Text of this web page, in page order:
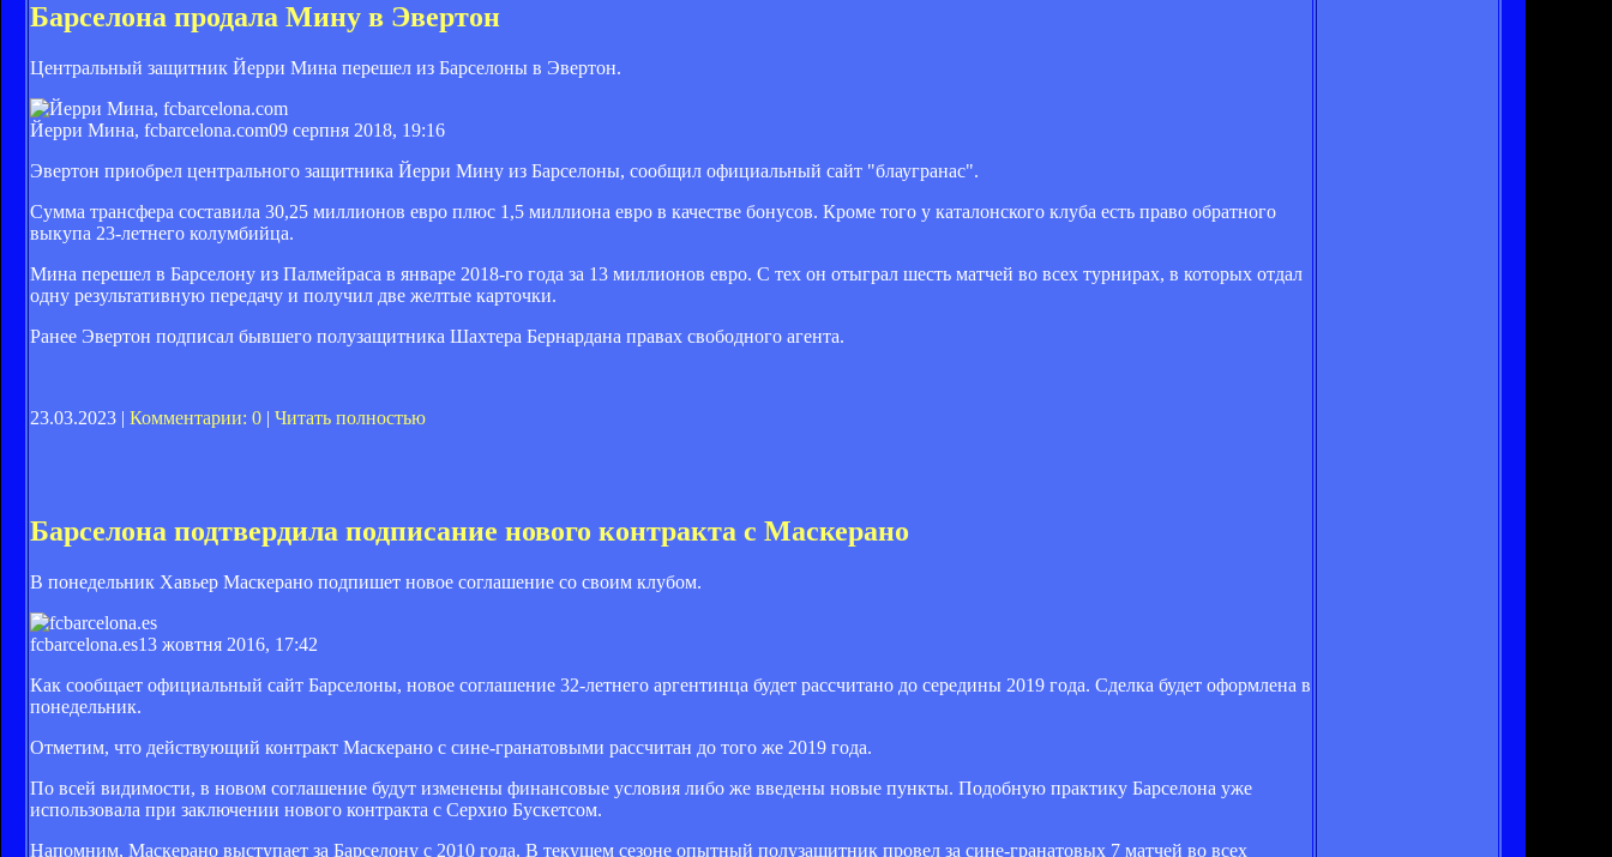
Барселона продала Мину в Эвертон
Центральный защитник Йерри Мина перешел из Барселоны в Эвертон.
Йерри Мина, fcbarcelona.com09 серпня 2018, 19:16
Эвертон приобрел центрального защитника Йерри Мину из Барселоны, сообщил официальный сайт "блаугранас".
Сумма трансфера составила 30,25 миллионов евро плюс 1,5 миллиона евро в качестве бонусов. Кроме того у каталонского клуба есть право обратного
выкупа 23-летнего колумбийца.
Мина перешел в Барселону из Палмейраса в январе 2018-го года за 13 миллионов евро. С тех он отыграл шесть матчей во всех турнирах, в которых отдал
одну результативную передачу и получил две желтые карточки.
Ранее Эвертон подписал бывшего полузащитника Шахтера Бернардана правах свободного агента.
23.03.2023 | Комментарии: 0 | Читать полностью
Барселона подтвердила подписание нового контракта с Маскерано
В понедельник Хавьер Маскерано подпишет новое соглашение со своим клубом.
fcbarcelona.es13 жовтня 2016, 17:42
Как сообщает официальный сайт Барселоны, новое соглашение 32-летнего аргентинца будет рассчитано до середины 2019 года. Сделка будет оформлена в
понедельник.
Отметим, что действующий контракт Маскерано с сине-гранатовыми рассчитан до того же 2019 года.
По всей видимости, в новом соглашение будут изменены финансовые условия либо же введены новые пункты. Подобную практику Барселона уже
использовала при заключении нового контракта с Серхио Бускетсом.
Напомним, Маскерано выступает за Барселону с 2010 года. В текущем сезоне опытный полузащитник провел за сине-гранатовых 7 матчей во всех